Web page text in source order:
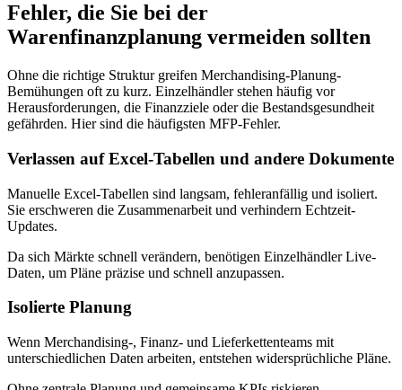
Fehler, die Sie bei der
Warenfinanzplanung vermeiden sollten
Ohne die richtige Struktur greifen Merchandising-Planung-
Bemühungen oft zu kurz. Einzelhändler stehen häufig vor
Herausforderungen, die Finanzziele oder die Bestandsgesundheit
gefährden. Hier sind die häufigsten MFP-Fehler.
Verlassen auf Excel-Tabellen und andere Dokumente
Manuelle Excel-Tabellen sind langsam, fehleranfällig und isoliert.
Sie erschweren die Zusammenarbeit und verhindern Echtzeit-
Updates.
Da sich Märkte schnell verändern, benötigen Einzelhändler Live-
Daten, um Pläne präzise und schnell anzupassen.
Isolierte Planung
Wenn Merchandising-, Finanz- und Lieferkettenteams mit
unterschiedlichen Daten arbeiten, entstehen widersprüchliche Pläne.